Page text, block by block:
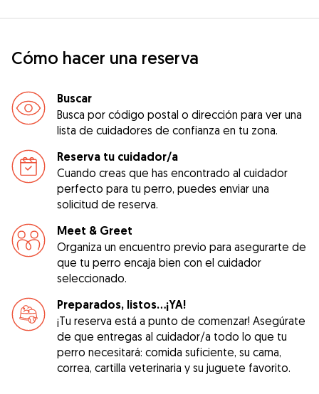
Cómo hacer una reserva
Buscar
Busca por código postal o dirección para ver una
lista de cuidadores de confianza en tu zona.
Reserva tu cuidador/a
Cuando creas que has encontrado al cuidador
perfecto para tu perro, puedes enviar una
solicitud de reserva.
Meet & Greet
Organiza un encuentro previo para asegurarte de
que tu perro encaja bien con el cuidador
seleccionado.
Preparados, listos...¡YA!
¡Tu reserva está a punto de comenzar! Asegúrate
de que entregas al cuidador/a todo lo que tu
perro necesitará: comida suficiente, su cama,
correa, cartilla veterinaria y su juguete favorito.